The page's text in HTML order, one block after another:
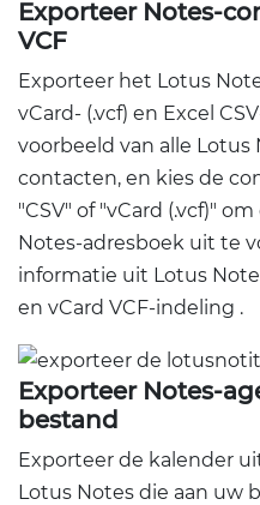
Exporteer Notes-
VCF
Exporteer het Lotus
vCard- (.vcf) en Excel
voorbeeld van alle
contacten, en kies de
"CSV" of "vCard (.vcf)"
Notes-adresboek uit te
informatie uit Lotus
en vCard VCF-indeling .
Exporteer Notes-
bestand
Exporteer de kalender
Lotus Notes die aan uw